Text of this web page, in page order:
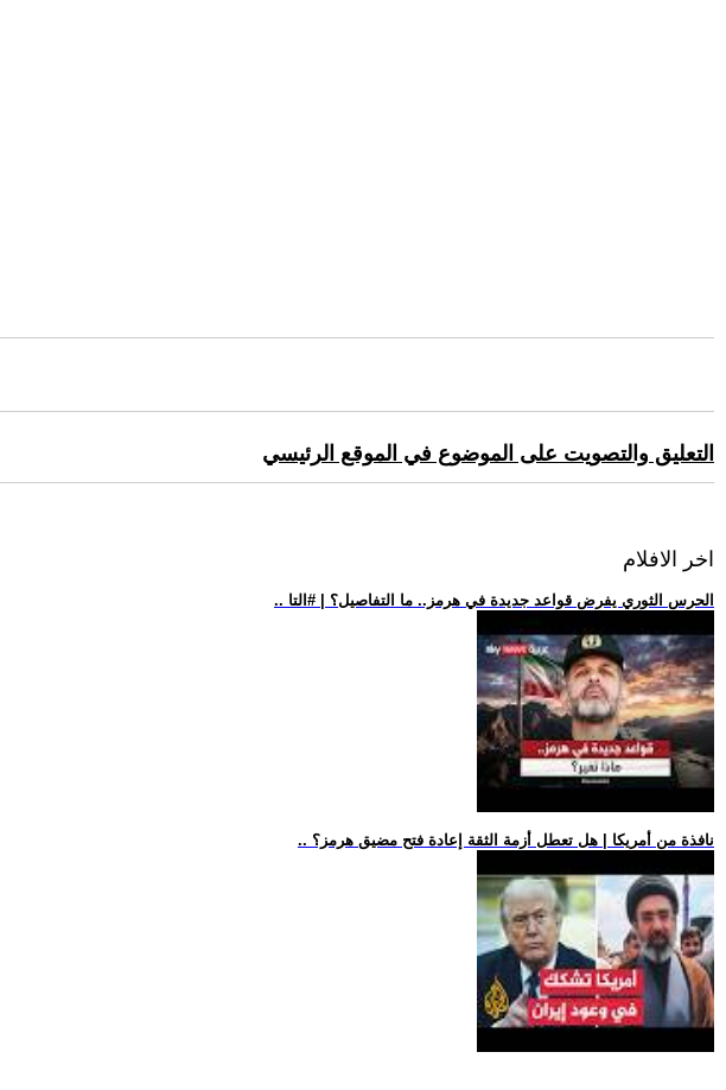
التعليق والتصويت على الموضوع في الموقع الرئيسي
اخر الافلام
.. الحرس الثوري يفرض قواعد جديدة في هرمز.. ما التفاصيل؟ | #التا
.. نافذة من أمريكا | هل تعطل أزمة الثقة إعادة فتح مضيق هرمز؟